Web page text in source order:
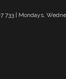
733 | Mondays,